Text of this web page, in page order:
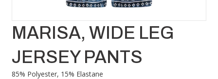
MARISA, WIDE LEG
JERSEY PANTS
85% Polyester, 15% Elastane